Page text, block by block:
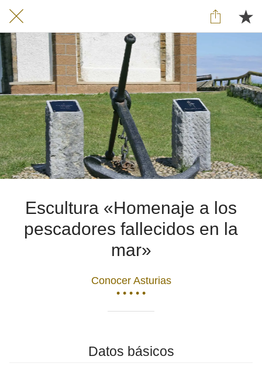
Escultura «Homenaje a los
pescadores fallecidos en la
mar»
Conocer Asturias
• • • • •
Datos básicos